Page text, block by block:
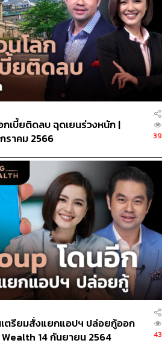
เบี้ยติดลบ ฉุดเยนร่วงหนัก |
ราคม 2566
39
ตรียมสั่งแยกแอปฯ ปล่อยกู้ออก
14 กันยายน 2564
43